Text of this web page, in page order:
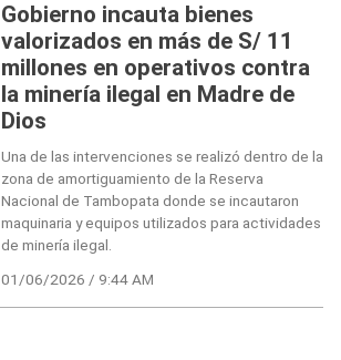
Gobierno incauta bienes
valorizados en más de S/ 11
millones en operativos contra
la minería ilegal en Madre de
Dios
Una de las intervenciones se realizó dentro de la
zona de amortiguamiento de la Reserva
Nacional de Tambopata donde se incautaron
maquinaria y equipos utilizados para actividades
de minería ilegal.
01/06/2026 / 9:44 AM